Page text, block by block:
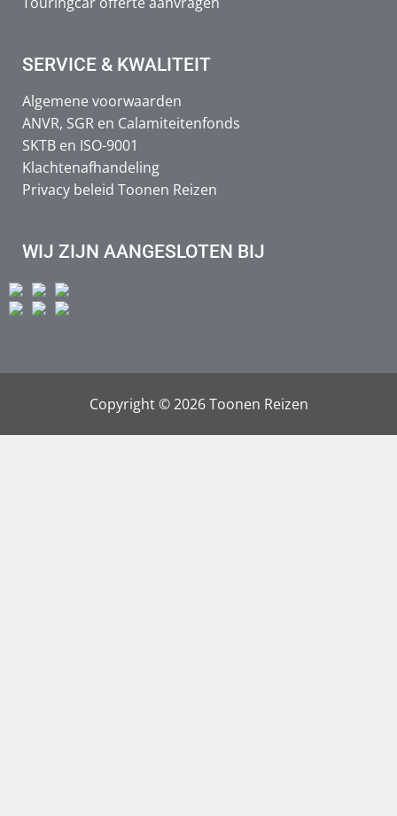
SERVICE & KWALITEIT
Algemene voorwaarden
ANVR, SGR en Calamiteitenfonds
SKTB en ISO-9001
Klachtenafhandeling
Privacy beleid Toonen Reizen
WIJ ZIJN AANGESLOTEN BIJ
Copyright © 2026 Toonen Reizen